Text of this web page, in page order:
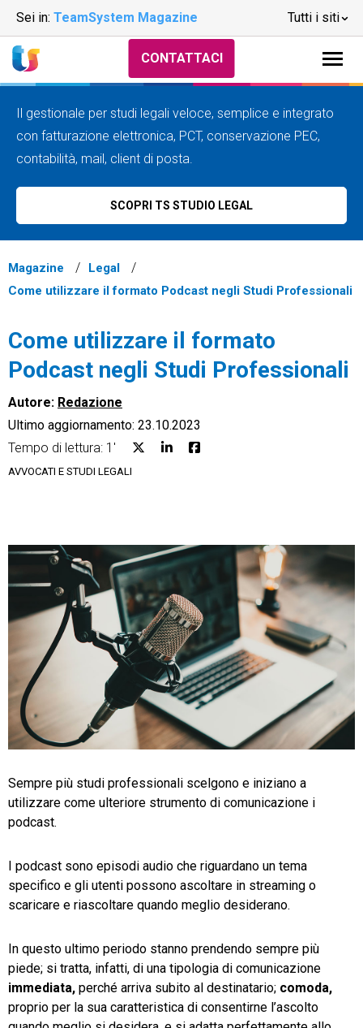
Sei in: TeamSystem Magazine Tutti i siti
CRM
Fatturazione
Financial Solutions
Trust Services
TeamSystem Corporate
CONTATTACI
Il gestionale per studi legali veloce, semplice e integrato
con fatturazione elettronica, PCT, conservazione PEC,
contabilità, mail, client di posta.
SCOPRI TS STUDIO LEGAL
Magazine
Legal
Come utilizzare il formato Podcast negli Studi Professionali
Come utilizzare il formato
Podcast negli Studi Professionali
Autore: Redazione
Ultimo aggiornamento: 23.10.2023
Tempo di lettura: 1'
AVVOCATI E STUDI LEGALI
Sempre più studi professionali scelgono e iniziano a
utilizzare come ulteriore strumento di comunicazione i
podcast.
I podcast sono episodi audio che riguardano un tema
specifico e gli utenti possono ascoltare in streaming o
scaricare e riascoltare quando meglio desiderano.
In questo ultimo periodo stanno prendendo sempre più
piede; si tratta, infatti, di una tipologia di comunicazione
immediata, perché arriva subito al destinatario; comoda,
proprio per la sua caratteristica di consentirne l’ascolto